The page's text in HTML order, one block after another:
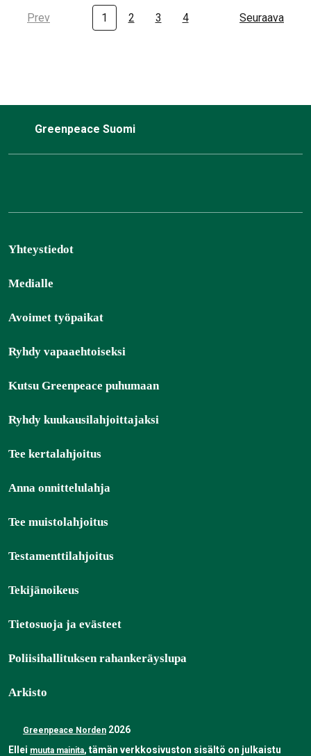
Prev 1 2 3 4 Seuraava
Greenpeace Suomi
Yhteystiedot
Medialle
Avoimet työpaikat
Ryhdy vapaaehtoiseksi
Kutsu Greenpeace puhumaan
Ryhdy kuukausilahjoittajaksi
Tee kertalahjoitus
Anna onnittelulahja
Tee muistolahjoitus
Testamenttilahjoitus
Tekijänoikeus
Tietosuoja ja evästeet
Poliisihallituksen rahankeräyslupa
Arkisto
Greenpeace Norden 2026
Ellei muuta mainita, tämän verkkosivuston sisältö on julkaistu